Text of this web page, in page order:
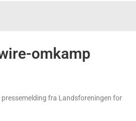
omkamp
fra Landsforeningen for